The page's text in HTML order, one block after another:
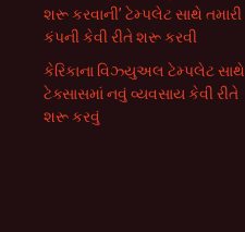
શરૂ કરવાની’ ટેમ્પલેટ સાથે તમારી
કંપની કેવી રીતે શરૂ કરવી
કેરિકાના વિઝ્યુઅલ ટેમ્પલેટ સાથે
ટેક્સાસમાં નવું વ્યવસાય કેવી રીતે
શરૂ કરવું